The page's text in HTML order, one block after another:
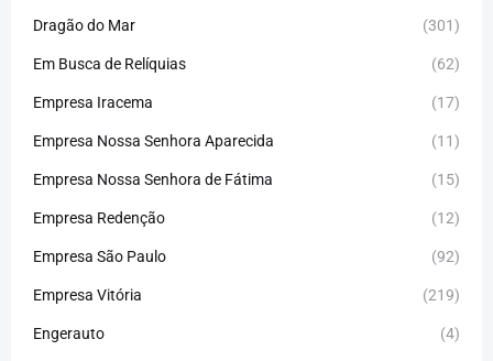
Dragão do Mar (301)
Em Busca de Relíquias (62)
Empresa Iracema (17)
Empresa Nossa Senhora Aparecida (11)
Empresa Nossa Senhora de Fátima (15)
Empresa Redenção (12)
Empresa São Paulo (92)
Empresa Vitória (219)
Engerauto (4)